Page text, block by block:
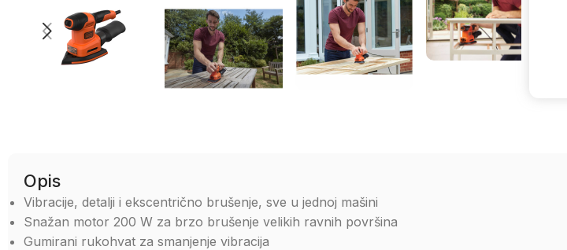
Opis
Vibracije, detalji i ekscentrično brušenje, sve u jednoj mašini
Snažan motor 200 W za brzo brušenje velikih ravnih površina
Gumirani rukohvat za smanjenje vibracija